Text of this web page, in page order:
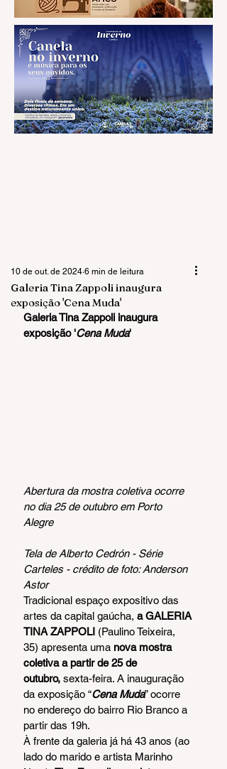
Galeria Tina Zappoli inaugura
exposição 'Cena Muda'
10 de out. de 2024 6 min de leitura
Galeria Tina Zappoli inaugura
exposição 'Cena Muda'
Abertura da mostra coletiva ocorre
no dia 25 de outubro em Porto
Alegre
Tela de Alberto Cedrón - Série
Carteles - crédito de foto: Anderson
Astor
Tradicional espaço expositivo das
artes da capital gaúcha, a GALERIA
TINA ZAPPOLI (Paulino Teixeira,
35) apresenta uma nova mostra
coletiva a partir de 25 de
outubro, sexta-feira. A inauguração
da exposição “Cena Muda” ocorre
no endereço do bairro Rio Branco a
partir das 19h.
À frente da galeria já há 43 anos (ao
lado do marido e artista Marinho